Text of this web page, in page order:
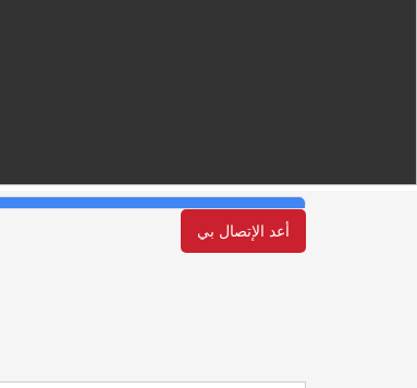
أعد الإتصال بي